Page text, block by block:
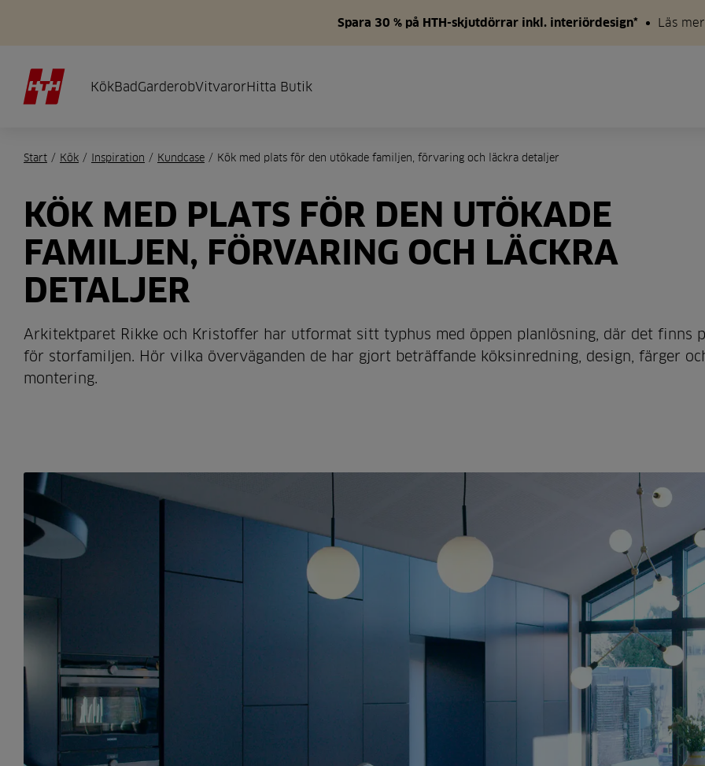
Spara 30 % på HTH-skjutdörrar inkl. interiördesign* Läs mer
KökBadGarderobVitvarorHitta Butik
Start / Kök / Inspiration / Kundcase / Kök med plats för den utökade familjen, förvaring och läckra detaljer
KÖK MED PLATS FÖR DEN UTÖKADE
FAMILJEN, FÖRVARING OCH LÄCKRA
DETALJER
Arkitektparet Rikke och Kristoffer har utformat sitt typhus med öppen planlösning, där det finns
för storfamiljen. Hör vilka överväganden de har gjort beträffande köksinredning, design, färger
montering.